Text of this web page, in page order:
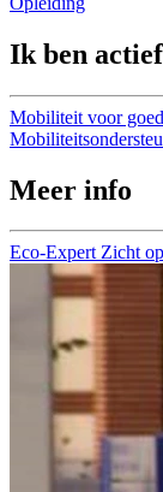
Ik ben
Mobiliteit voor
Meer info
Eco-Expert Zicht